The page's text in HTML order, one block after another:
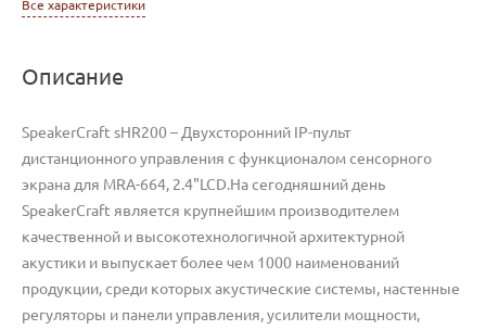
Все характеристики
Описание
SpeakerCraft sHR200 – Двухсторонний IP-пульт
дистанционного управления с функционалом сенсорного
экрана для MRA-664, 2.4"LCD.На сегодняшний день
SpeakerCraft является крупнейшим производителем
качественной и высокотехнологичной архитектурной
акустики и выпускает более чем 1000 наименований
продукции, среди которых акустические системы, настенные
регуляторы и панели управления, усилители мощности,